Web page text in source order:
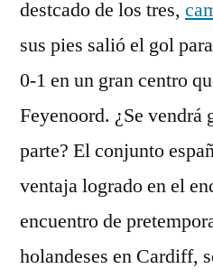
destcado de los tres,
sus pies salió el gol
0-1 en un gran centro
Feyenoord. ¿Se vendrá
parte? El conjunto
ventaja logrado en el
encuentro de
holandeses en Cardiff,